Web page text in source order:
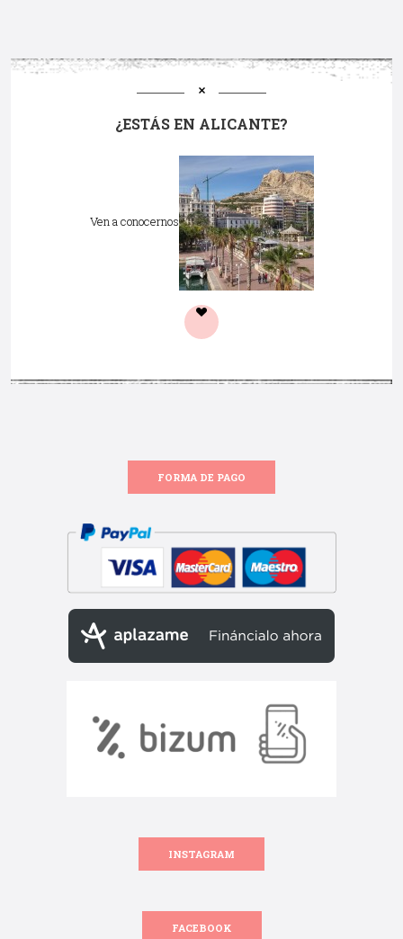
¿ESTÁS EN ALICANTE?
Ven a conocernos
FORMA DE PAGO
INSTAGRAM
FACEBOOK